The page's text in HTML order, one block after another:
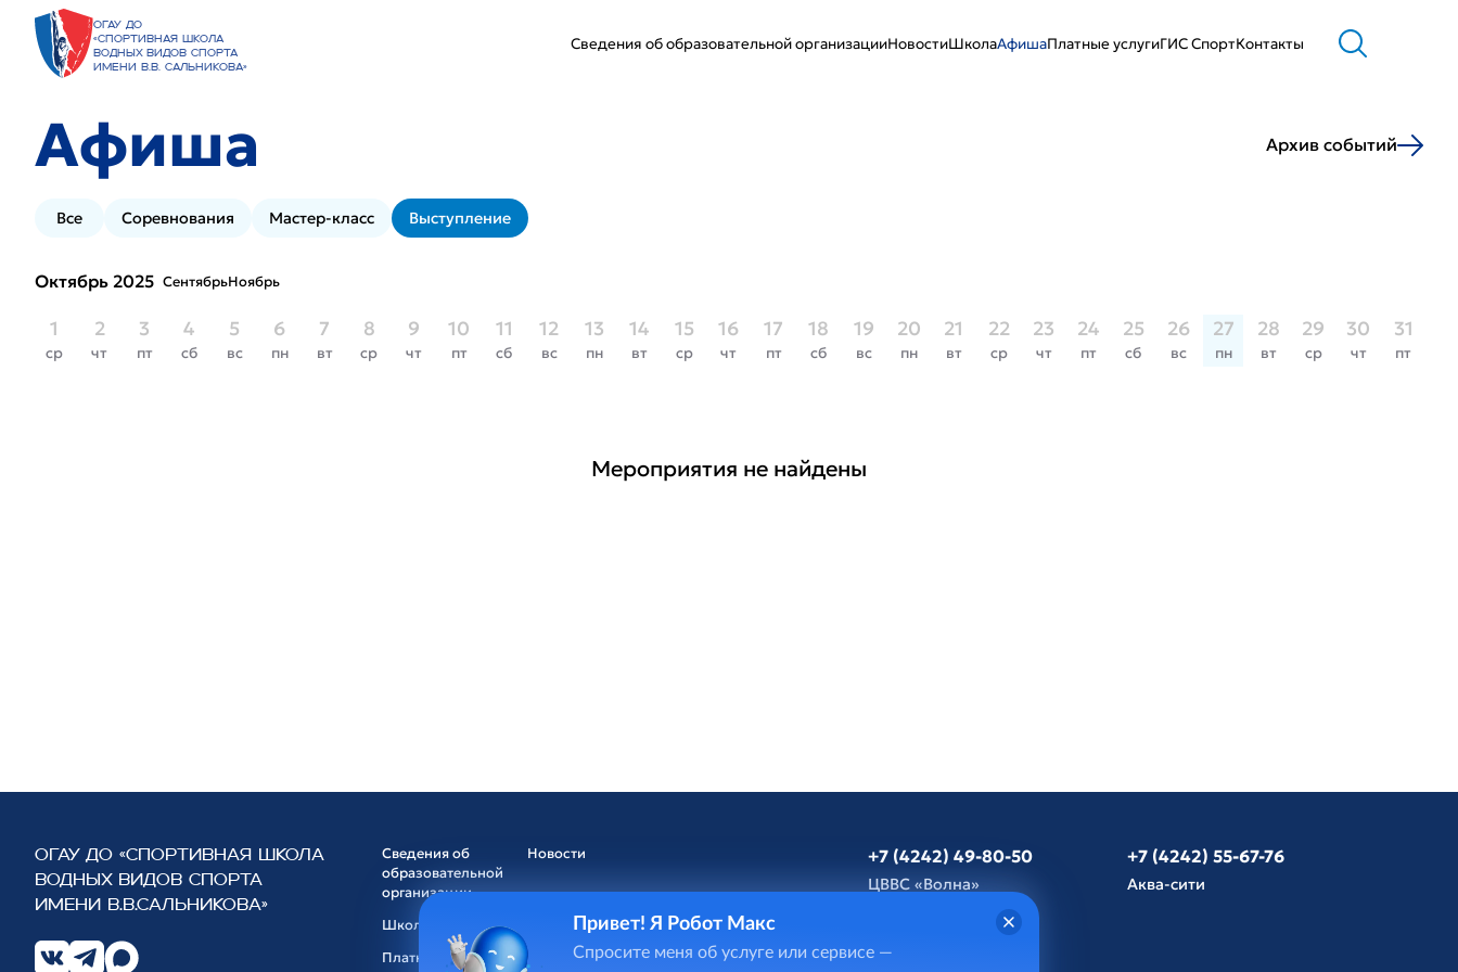
ОГАУ ДО
«Спортивная школа
водных видов спорта
имени В.В. Сальникова»
Сведения об образовательной организацииНовостиШколаАфишаПлатные услугиГИС CпортКонтакты
Афиша Архив событий
Все Соревнования Мастер-класс Выступление
Октябрь 2025 СентябрьНоябрь
1
ср
2
чт
3
пт
4
сб
5
вс
6
пн
7
вт
8
ср
9
чт
10
пт
11
сб
12
вс
13
пн
14
вт
15
ср
16
чт
17
пт
18
сб
19
вс
20
пн
21
вт
22
ср
23
чт
24
пт
25
сб
26
вс
27
пн
28
вт
29
ср
30
чт
31
пт
Мероприятия не найдены
ОГАУ ДО «СПОРТИВНАЯ ШКОЛА
ВОДНЫХ ВИДОВ СПОРТА
ИМЕНИ В.В.САЛЬНИКОВА»
Сведения об
образовательной
организации
Новости
Школа
Платные услуги
ГИС Cпорт
+7 (4242) 49-80-50
ЦВВС «Волна»
+7 (4242) 55-67-76
Аква-сити
Привет! Я Робот Макс
Спросите меня об услуге или сервисе —